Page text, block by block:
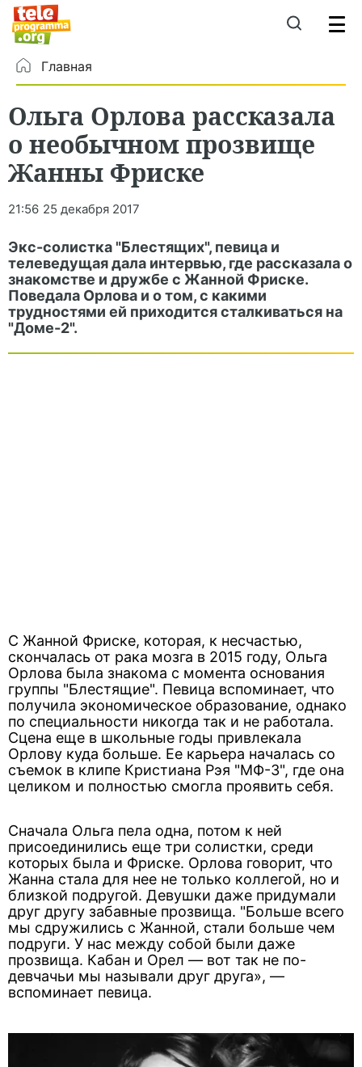
Главная
Ольга Орлова рассказала
о необычном прозвище
Жанны Фриске
21:56 25 декабря 2017
Экс-солистка "Блестящих", певица и
телеведущая дала интервью, где рассказала о
знакомстве и дружбе с Жанной Фриске.
Поведала Орлова и о том, с какими
трудностями ей приходится сталкиваться на
"Доме-2".
С Жанной Фриске, которая, к несчастью,
скончалась от рака мозга в 2015 году, Ольга
Орлова была знакома с момента основания
группы "Блестящие". Певица вспоминает, что
получила экономическое образование, однако
по специальности никогда так и не работала.
Сцена еще в школьные годы привлекала
Орлову куда больше. Ее карьера началась со
съемок в клипе Кристиана Рэя "МФ-3", где она
целиком и полностью смогла проявить себя.
Сначала Ольга пела одна, потом к ней
присоединились еще три солистки, среди
которых была и Фриске. Орлова говорит, что
Жанна стала для нее не только коллегой, но и
близкой подругой. Девушки даже придумали
друг другу забавные прозвища. "Больше всего
мы сдружились с Жанной, стали больше чем
подруги. У нас между собой были даже
прозвища. Кабан и Орел — вот так не по-
девчачьи мы называли друг друга», —
вспоминает певица.